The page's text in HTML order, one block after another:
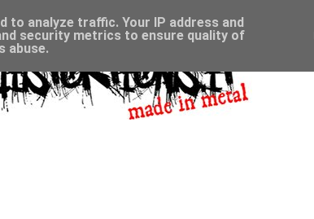
analyze traffic. Your IP address and
security metrics to ensure quality of
abuse.